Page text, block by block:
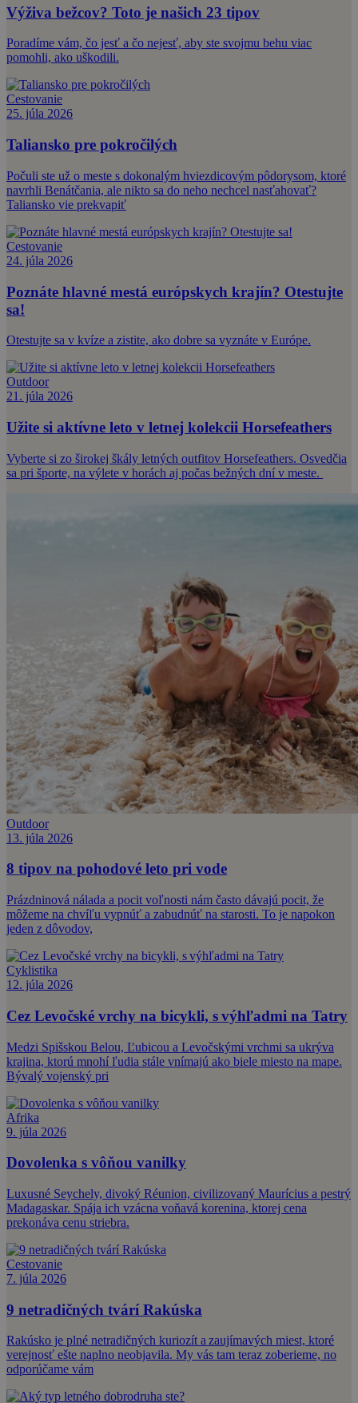
Výživa bežcov? Toto je našich 23 tipov
Poradíme vám, čo jesť a čo nejesť, aby ste svojmu behu viac
pomohli, ako uškodili.
Cestovanie
25. júla 2026
Taliansko pre pokročilých
Počuli ste už o meste s dokonalým hviezdicovým pôdorysom, ktoré
navrhli Benátčania, ale nikto sa do neho nechcel nasťahovať?
Taliansko vie prekvapiť
Cestovanie
24. júla 2026
Poznáte hlavné mestá európskych krajín? Otestujte
sa!
Otestujte sa v kvíze a zistite, ako dobre sa vyznáte v Európe.
Outdoor
21. júla 2026
Užite si aktívne leto v letnej kolekcii Horsefeathers
Vyberte si zo širokej škály letných outfitov Horsefeathers. Osvedčia
sa pri športe, na výlete v horách aj počas bežných dní v meste.
Outdoor
13. júla 2026
8 tipov na pohodové leto pri vode
Prázdninová nálada a pocit voľnosti nám často dávajú pocit, že
môžeme na chvíľu vypnúť a zabudnúť na starosti. To je napokon
jeden z dôvodov,
Cyklistika
12. júla 2026
Cez Levočské vrchy na bicykli, s výhľadmi na Tatry
Medzi Spišskou Belou, Ľubicou a Levočskými vrchmi sa ukrýva
krajina, ktorú mnohí ľudia stále vnímajú ako biele miesto na mape.
Bývalý vojenský pri
Afrika
9. júla 2026
Dovolenka s vôňou vanilky
Luxusné Seychely, divoký Réunion, civilizovaný Maurícius a pestrý
Madagaskar. Spája ich vzácna voňavá korenina, ktorej cena
prekonáva cenu striebra.
Cestovanie
7. júla 2026
9 netradičných tvárí Rakúska
Rakúsko je plné netradičných kuriozít a zaujímavých miest, ktoré
verejnosť ešte naplno neobjavila. My vás tam teraz zoberieme, no
odporúčame vám